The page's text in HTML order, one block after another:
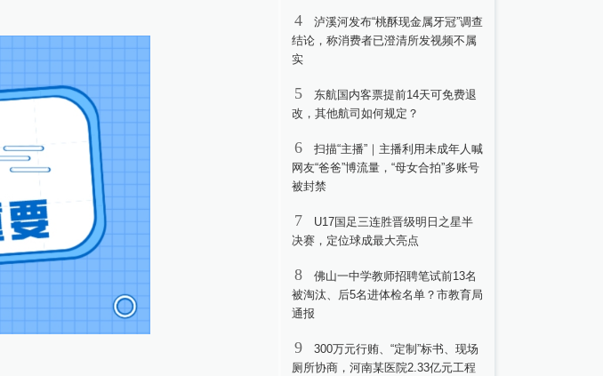
4
泸溪河发布“桃酥现金属牙冠”调查
结论，称消费者已澄清所发视频不属
实
5
东航国内客票提前14天可免费退
改，其他航司如何规定？
6
扫描“主播”｜主播利用未成年人喊
网友“爸爸”博流量，“母女合拍”多账号
被封禁
7
U17国足三连胜晋级明日之星半
决赛，定位球成最大亮点
8
佛山一中学教师招聘笔试前13名
被淘汰、后5名进体检名单？市教育局
通报
9
300万元行贿、“定制”标书、现场
厕所协商，河南某医院2.33亿元工程